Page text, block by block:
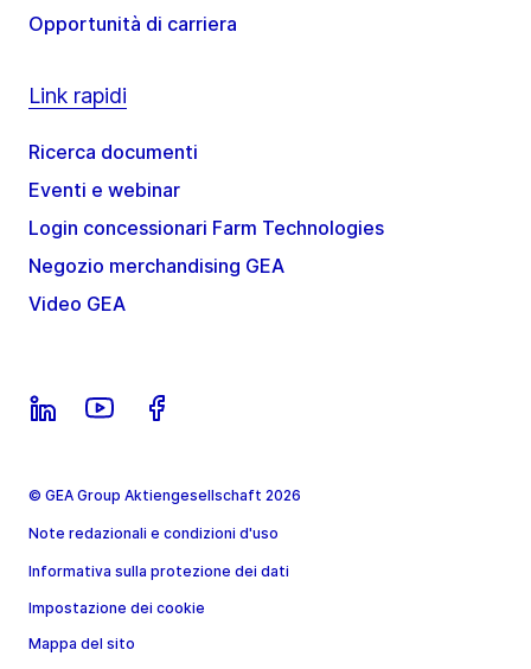
Opportunità di carriera
Link rapidi
Ricerca documenti
Eventi e webinar
Login concessionari Farm Technologies
Negozio merchandising GEA
Video GEA
© GEA Group Aktiengesellschaft 2026
Note redazionali e condizioni d'uso
Informativa sulla protezione dei dati
Impostazione dei cookie
Mappa del sito